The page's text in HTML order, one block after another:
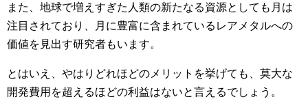
また、地球で増えすぎた人類の新たなる資源としても月は
注目されており、月に豊富に含まれているレアメタルへの
価値を見出す研究者もいます。
とはいえ、やはりどれほどのメリットを挙げても、莫大な
開発費用を超えるほどの利益はないと言えるでしょう。